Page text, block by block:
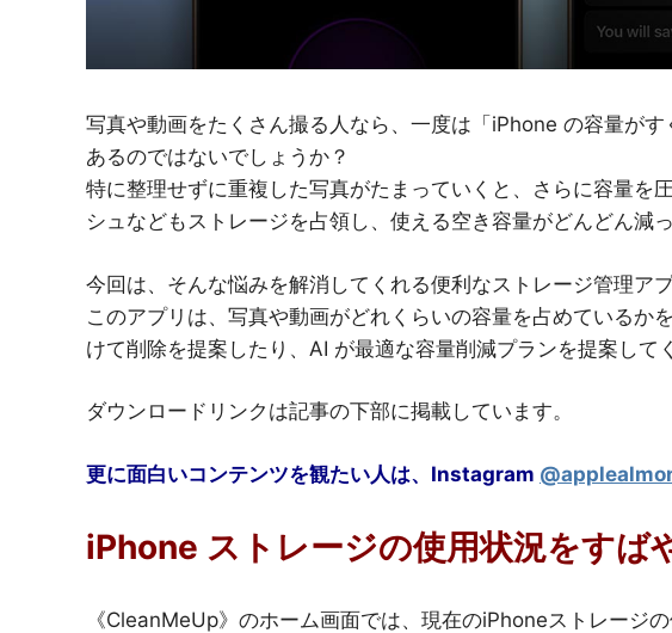
写真や動画をたくさん撮る人なら、一度は「iPhone の容量が
あるのではないでしょうか？
特に整理せずに重複した写真がたまっていくと、さらに容量を
シュなどもストレージを占領し、使える空き容量がどんどん減
今回は、そんな悩みを解消してくれる便利なストレージ管理ア
このアプリは、写真や動画がどれくらいの容量を占めているか
けて削除を提案したり、AI が最適な容量削減プランを提案して
ダウンロードリンクは記事の下部に掲載しています。
更に面白いコンテンツを観たい人は、Instagram
iPhone ストレージの使用状況をすば
《CleanMeUp》のホーム画面では、現在のiPhoneストレージ